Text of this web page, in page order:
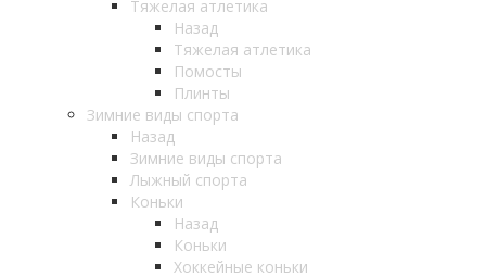
Тяжелая атлетика
Назад
Тяжелая атлетика
Помосты
Плинты
Зимние виды спорта
Назад
Зимние виды спорта
Лыжный спорта
Коньки
Назад
Коньки
Хоккейные коньки